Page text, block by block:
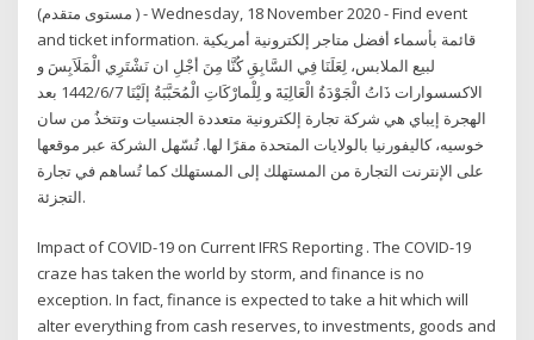
( مستوى متقدم) - Wednesday, 18 November 2020 - Find event
and ticket information. قائمة بأسماء أفضل متاجر إلكترونية أمريكية
لبيع الملابس، لِعَلَنَا فِي السَّابِقِ كُنَّا مِنَ أجْلِ ان نَشْتَرِي الْمَلَاَبِسَ و
الاكسسوارات ذَاتُ الْجَوْدَةُ الْعَالِيَةَ و لِلْمارْكَاتِ الْمُحَبَّبَةُ إلَيْنَا 7‏‏/6‏‏/1442 بعد
الهجرة إيباي هي شركة تجارة إلكترونية متعددة الجنسيات وتتخذُ من سان
خوسيه، كاليفورنيا بالولايات المتحدة مقرًا لها. تُسّهل الشركة عبر موقعها
على الإنترنت التجارة من المستهلك إلى المستهلك كما تُساهم في تجارة
التجزئة.
Impact of COVID-19 on Current IFRS Reporting . The COVID-19
craze has taken the world by storm, and finance is no
exception. In fact, finance is expected to take a hit which will
alter everything from cash reserves, to investments, goods and